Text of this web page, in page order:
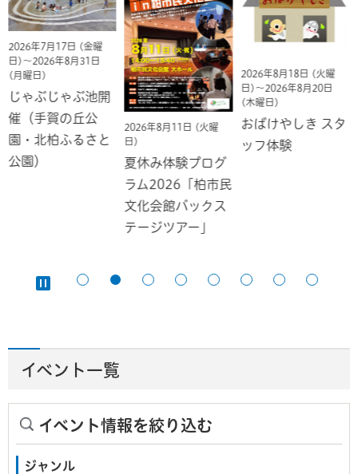
2026年7月17日 (金曜
日)～2026年8月31日
(月曜日)
じゃぶじゃぶ池開
催（手賀の丘公
園・北柏ふるさと
公園）
2026年8月11日 (火曜
日)
夏休み体験プログ
ラム2026「柏市民
文化会館バックス
テージツアー」
2026年8月18日 (火曜
日)～2026年8月20日
(木曜日)
おばけやしき スタ
ッフ体験
イベント一覧
イベント情報を絞り込む
ジャンル